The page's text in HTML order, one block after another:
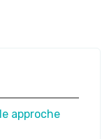
approche